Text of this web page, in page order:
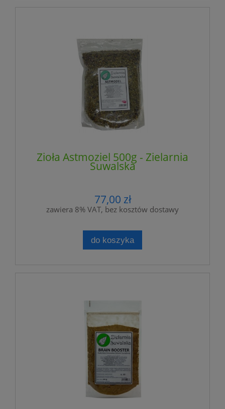
Zioła Astmoziel 500g - Zielarnia
Suwalska
77,00 zł
zawiera 8% VAT, bez kosztów dostawy
do koszyka